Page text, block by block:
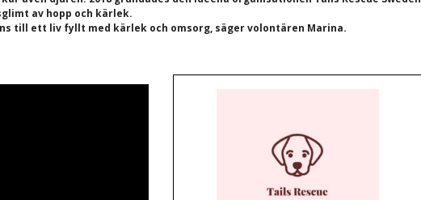
av hopp och kärlek.
till ett liv fyllt med kärlek och omsorg, säger volontären Marina.